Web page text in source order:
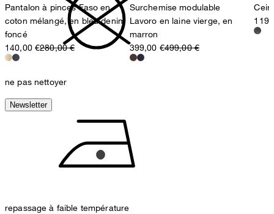
ne pas nettoyer
repassage à faible température
Pantalon à pinces Faso en
coton mélangé, en bleu denim
foncé
140,00 €280,00 €
Surchemise modulable
Lavoro en laine vierge, en
marron
399,00 €499,00 €
Newsletter